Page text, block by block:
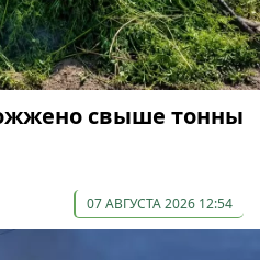
свыше тонны
07 АВГУСТА 2026 12:54